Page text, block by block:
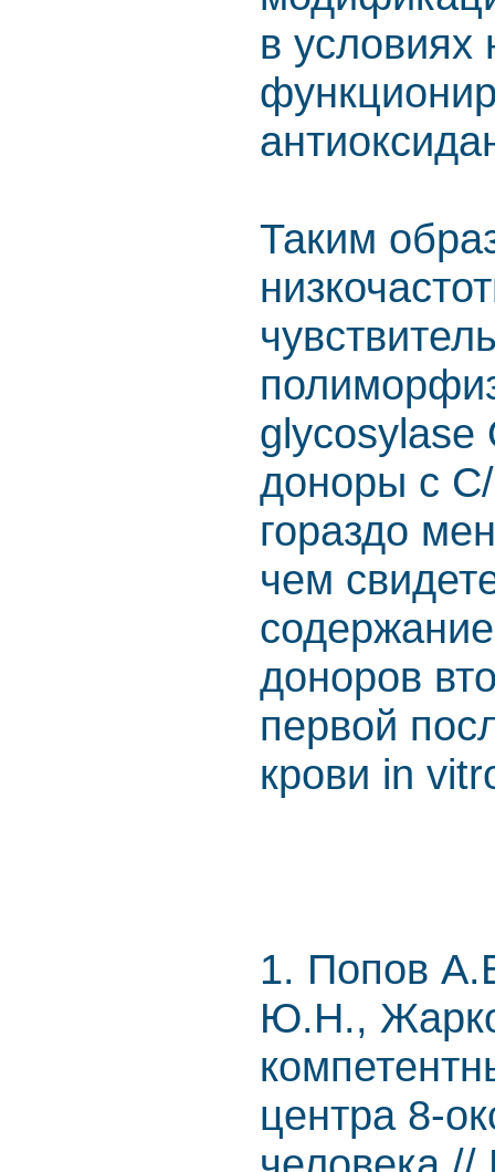
в условиях
Таким
glycosylase
доноры с
гораздо
чем
доноров
первой
крови in
1. Попов
Ю.Н.,
центра 8-